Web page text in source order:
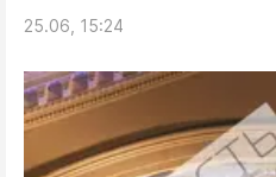
25.06, 15:24